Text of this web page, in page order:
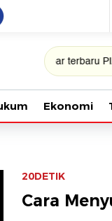
kabar terbaru PIALA
Ekonomi
20DETIK
Cara